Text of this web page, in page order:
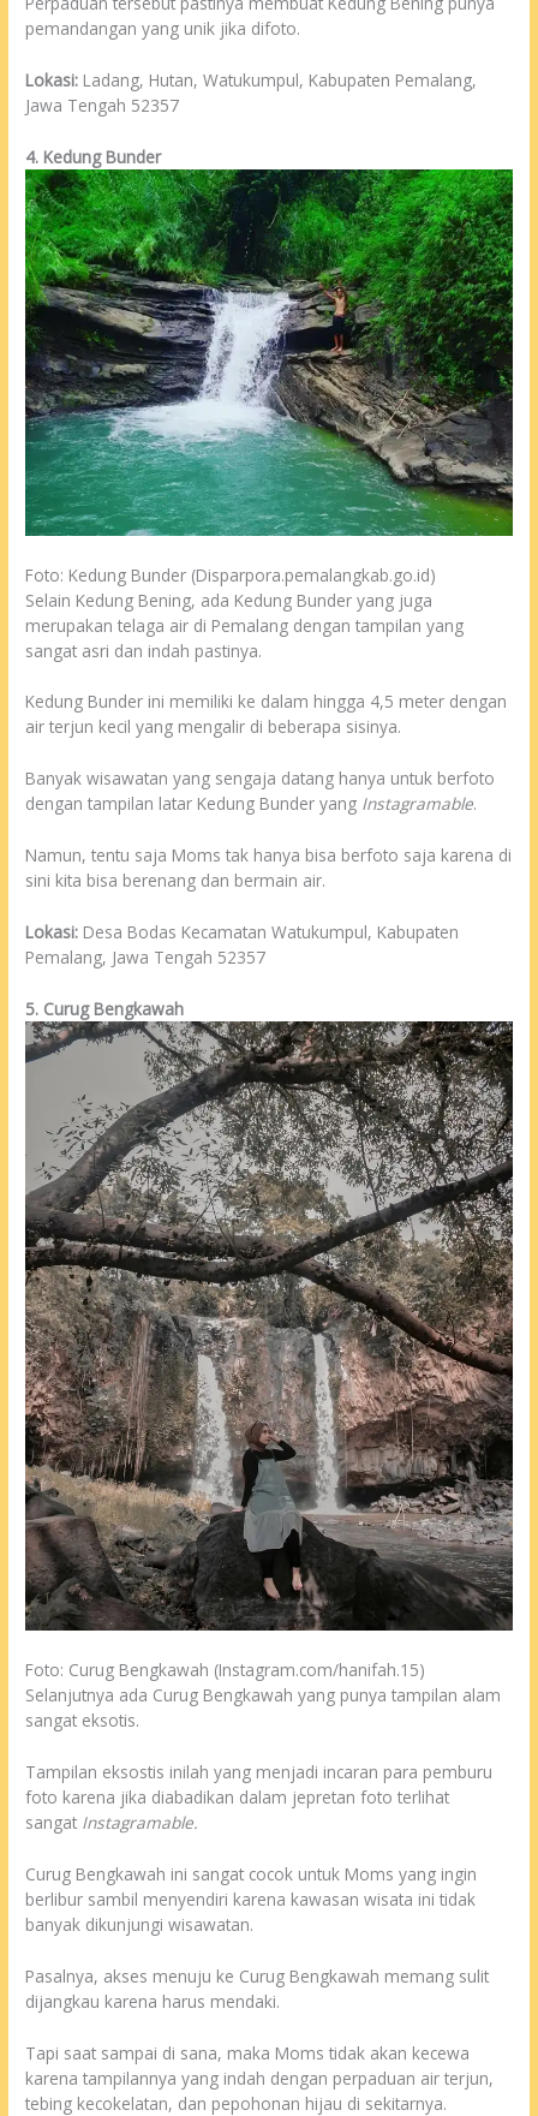
pemandangan yang unik jika difoto.
Lokasi: Ladang, Hutan, Watukumpul, Kabupaten Pemalang,
Jawa Tengah 52357
4. Kedung Bunder
Foto: Kedung Bunder (Disparpora.pemalangkab.go.id)
Selain Kedung Bening, ada Kedung Bunder yang juga
merupakan telaga air di Pemalang dengan tampilan yang
sangat asri dan indah pastinya.
Kedung Bunder ini memiliki ke dalam hingga 4,5 meter dengan
air terjun kecil yang mengalir di beberapa sisinya.
Banyak wisawatan yang sengaja datang hanya untuk berfoto
dengan tampilan latar Kedung Bunder yang Instagramable.
Namun, tentu saja Moms tak hanya bisa berfoto saja karena di
sini kita bisa berenang dan bermain air.
Lokasi: Desa Bodas Kecamatan Watukumpul, Kabupaten
Pemalang, Jawa Tengah 52357
5. Curug Bengkawah
Foto: Curug Bengkawah (Instagram.com/hanifah.15)
Selanjutnya ada Curug Bengkawah yang punya tampilan alam
sangat eksotis.
Tampilan eksostis inilah yang menjadi incaran para pemburu
foto karena jika diabadikan dalam jepretan foto terlihat
sangat Instagramable.
Curug Bengkawah ini sangat cocok untuk Moms yang ingin
berlibur sambil menyendiri karena kawasan wisata ini tidak
banyak dikunjungi wisawatan.
Pasalnya, akses menuju ke Curug Bengkawah memang sulit
dijangkau karena harus mendaki.
Tapi saat sampai di sana, maka Moms tidak akan kecewa
karena tampilannya yang indah dengan perpaduan air terjun,
tebing kecokelatan, dan pepohonan hijau di sekitarnya.